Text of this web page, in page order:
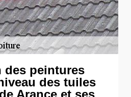
peintures
des tuiles
Arance et ses